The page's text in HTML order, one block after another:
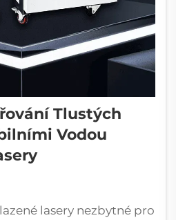
Tlustých
Vodou
lasery nezbytné pro